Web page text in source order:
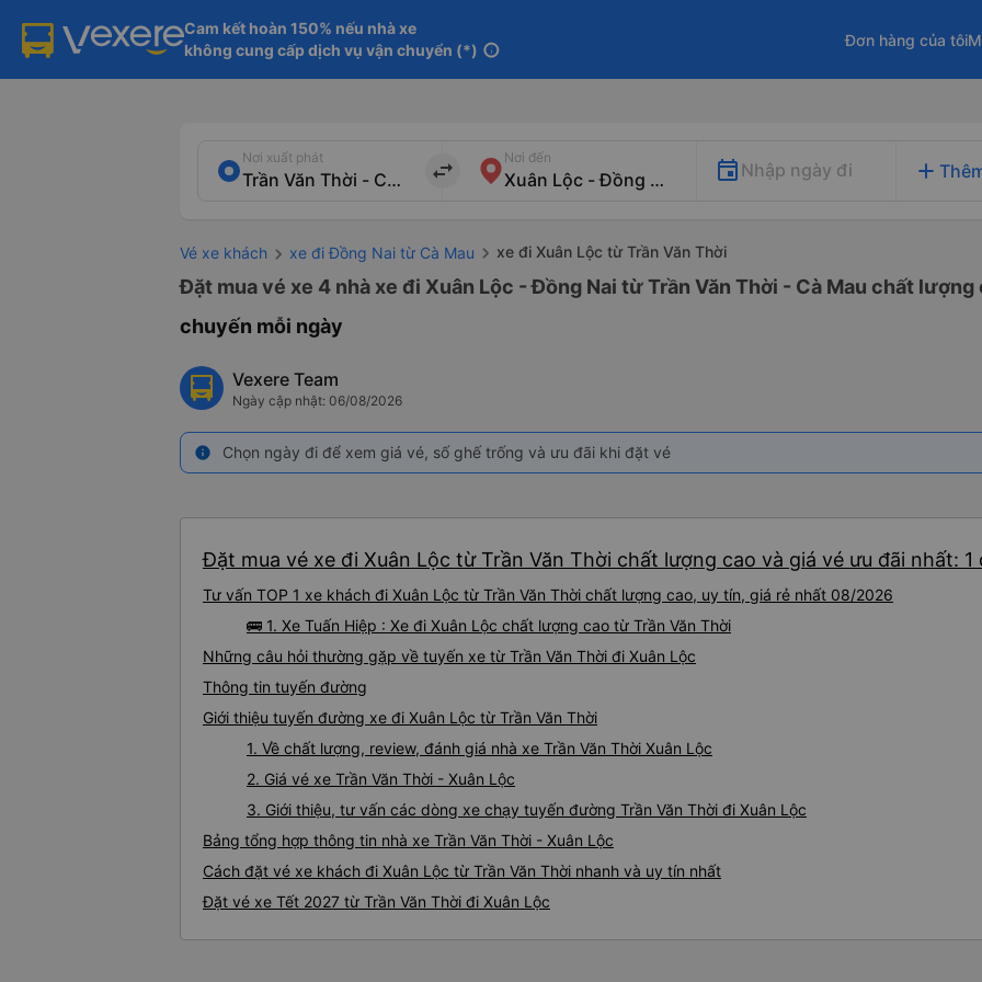
Cam kết hoàn 150% nếu nhà xe
không cung cấp dịch vụ vận chuyển (*) info
Đơn hàng của tôi
Nơi xuất phát
import_export
Nơi đến
Nhập ngày đi add
Vé xe khách xe đi Đồng Nai từ Cà Mau xe đi Xuân Lộc từ Trần Văn Thời
Đặt mua vé xe 4 nhà xe đi Xuân Lộc - Đồng Nai từ Trần Văn Thời - Cà Mau chất
chuyến mỗi ngày
Vexere Team
Ngày cập nhật: 06/08/2026
info Chọn ngày đi để xem giá vé, số ghế trống và ưu đãi khi đặt vé
Đặt mua vé xe đi Xuân Lộc từ Trần Văn Thời chất lượng cao và giá vé ưu đãi nhất: 1
Tư vấn TOP 1 xe khách đi Xuân Lộc từ Trần Văn Thời chất lượng cao, uy tín, giá rẻ nhất 08/2026
🚌 1. Xe Tuấn Hiệp : Xe đi Xuân Lộc chất lượng cao từ Trần Văn Thời
Những câu hỏi thường gặp về tuyến xe từ Trần Văn Thời đi Xuân Lộc
Thông tin tuyến đường
Giới thiệu tuyến đường xe đi Xuân Lộc từ Trần Văn Thời
1. Về chất lượng, review, đánh giá nhà xe Trần Văn Thời Xuân Lộc
2. Giá vé xe Trần Văn Thời - Xuân Lộc
3. Giới thiệu, tư vấn các dòng xe chạy tuyến đường Trần Văn Thời đi Xuân Lộc
Bảng tổng hợp thông tin nhà xe Trần Văn Thời - Xuân Lộc
Cách đặt vé xe khách đi Xuân Lộc từ Trần Văn Thời nhanh và uy tín nhất
Đặt vé xe Tết 2027 từ Trần Văn Thời đi Xuân Lộc